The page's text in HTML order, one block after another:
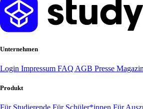
Unternehmen
Login Impressum FAQ AGB Presse
Produkt